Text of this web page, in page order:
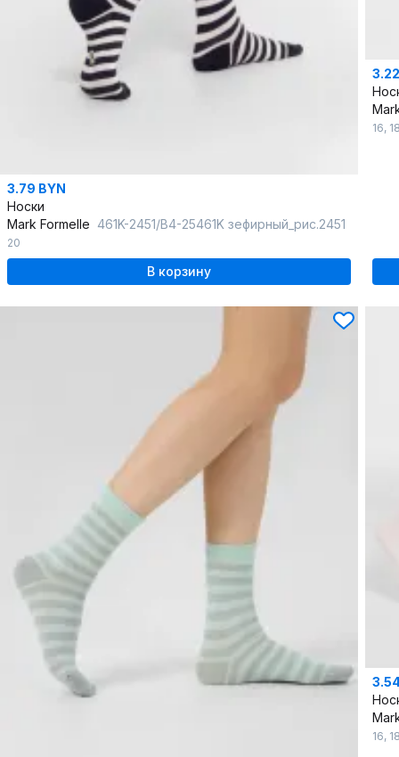
3.79 BYN
Носки
Mark Formelle 461K-2451/B4-25461K зефирный_рис.2451
20
В корзину
16,
16,